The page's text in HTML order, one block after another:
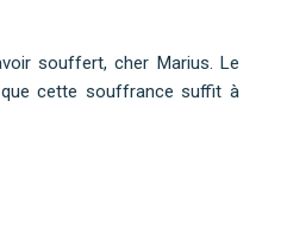
souffert, cher Marius. Le
cette souffrance suffit à